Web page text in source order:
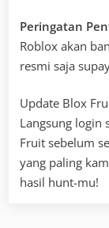
Peringatan
Roblox akan
resmi saja
Update Blox
Langsung login
Fruit sebelum
yang paling
hasil hunt-mu!